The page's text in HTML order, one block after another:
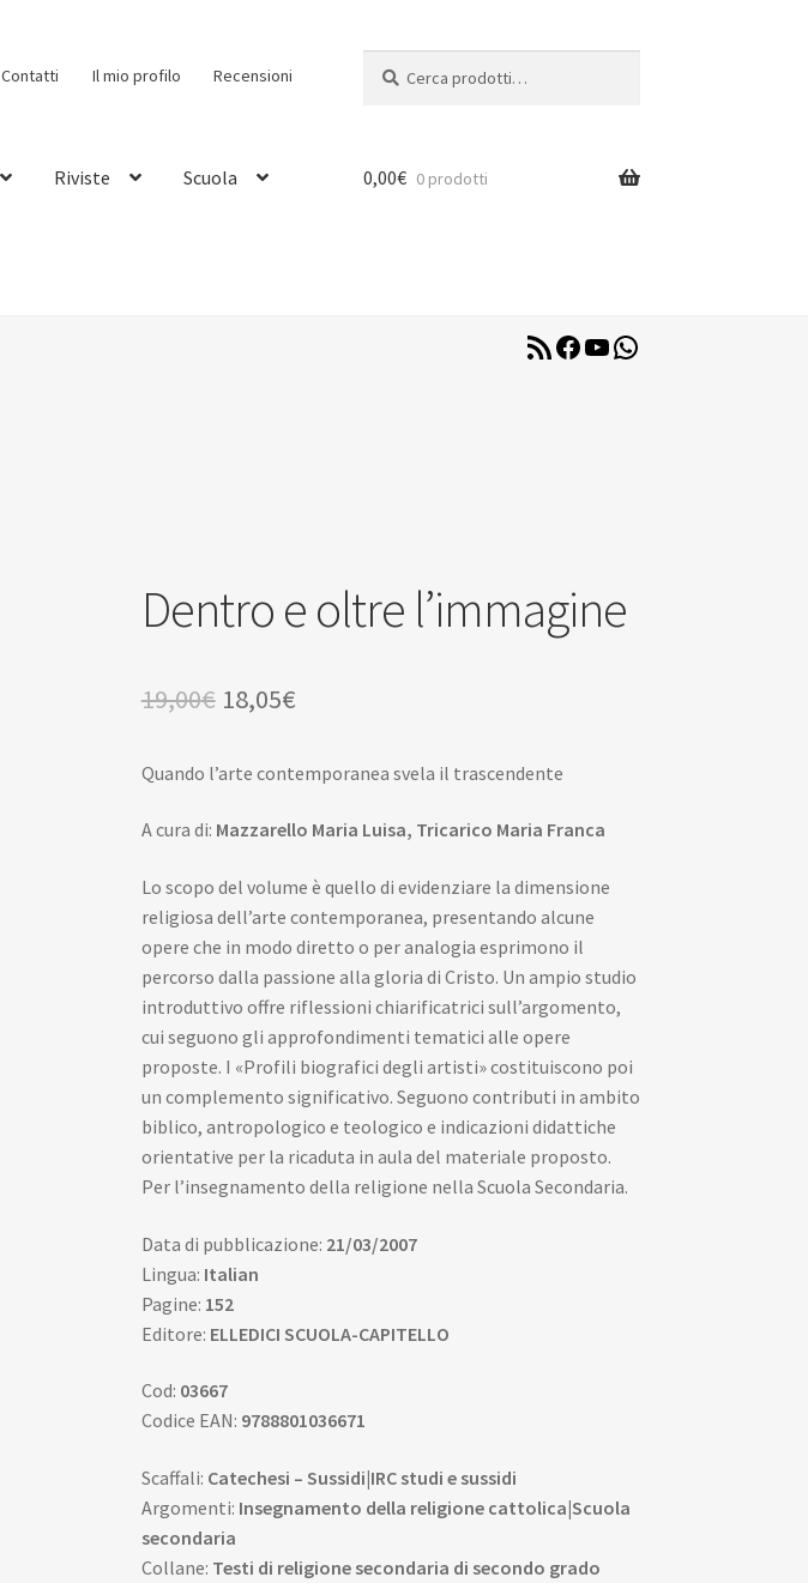
Contatti Il mio profilo Recensioni
Riviste Scuola 0,00€ 0 prodotti
RSS Facebook
YouTube
Dentro e oltre l’immagine
19,00€ Il
originale
era:
18,05€Il
attuale
è:
18,05€.
Quando l’arte contemporanea svela il trascendente
A cura di: Mazzarello Maria Luisa, Tricarico Maria Franca
Lo scopo del volume è quello di evidenziare la dimensione
religiosa dell’arte contemporanea, presentando alcune
opere che in modo diretto o per analogia esprimono il
percorso dalla passione alla gloria di Cristo. Un ampio studio
introduttivo offre riflessioni chiarificatrici sull’argomento,
cui seguono gli approfondimenti tematici alle opere
proposte. I «Profili biografici degli artisti» costituiscono poi
un complemento significativo. Seguono contributi in ambito
biblico, antropologico e teologico e indicazioni didattiche
orientative per la ricaduta in aula del materiale proposto.
Per l’insegnamento della religione nella Scuola Secondaria.
Data di pubblicazione: 21/03/2007
Lingua: Italian
Pagine: 152
Editore: ELLEDICI SCUOLA-CAPITELLO
Cod: 03667
Codice EAN: 9788801036671
Scaffali: Catechesi – Sussidi|IRC studi e sussidi
Argomenti: Insegnamento della religione cattolica|Scuola
secondaria
Collane: Testi di religione secondaria di secondo grado